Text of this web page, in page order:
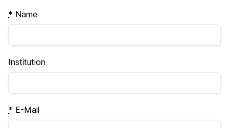
* Name
Institution
* E-Mail